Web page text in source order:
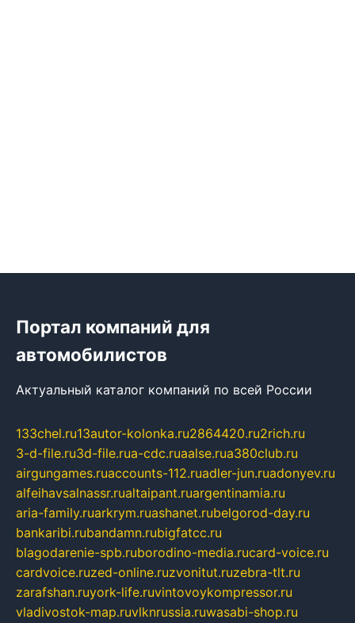
Портал компаний для
автомобилистов
Актуальный каталог компаний по всей России
133chel.ru13autor-kolonka.ru2864420.ru2rich.ru
3-d-file.ru3d-file.rua-cdc.ruaalse.rua380club.ru
airgungames.ruaccounts-112.ruadler-jun.ruadonyev.ru
alfeihavsalnassr.rualtaipant.ruargentinamia.ru
aria-family.ruarkrym.ruashanet.rubelgorod-day.ru
bankaribi.rubandamn.rubigfatcc.ru
blagodarenie-spb.ruborodino-media.rucard-voice.ru
cardvoice.ruzed-online.ruzvonitut.ruzebra-tlt.ru
zarafshan.ruyork-life.ruvintovoykompressor.ru
vladivostok-map.ruvlknrussia.ruwasabi-shop.ru